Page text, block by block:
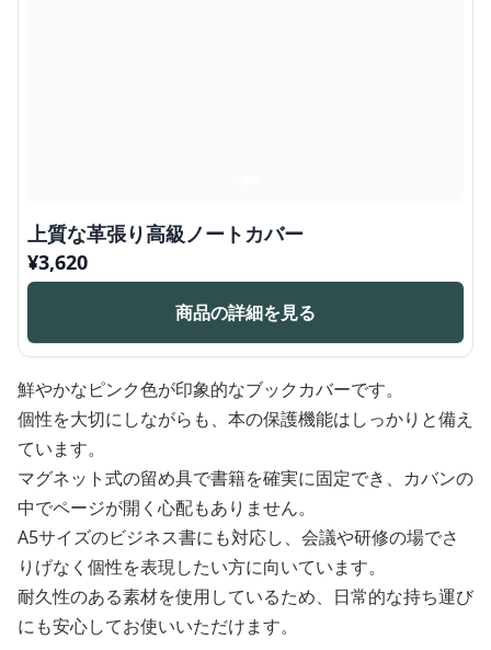
上質な革張り高級ノートカバー
¥3,620
商品の詳細を見る
鮮やかなピンク色が印象的なブックカバーです。
個性を大切にしながらも、本の保護機能はしっかりと備え
ています。
マグネット式の留め具で書籍を確実に固定でき、カバンの
中でページが開く心配もありません。
A5サイズのビジネス書にも対応し、会議や研修の場でさ
りげなく個性を表現したい方に向いています。
耐久性のある素材を使用しているため、日常的な持ち運び
にも安心してお使いいただけます。